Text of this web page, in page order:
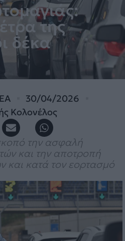
της
δέκα
30/04/2026
Κολονέλος
την ασφαλή
και την αποτροπή
και κατά τον εορτασμό